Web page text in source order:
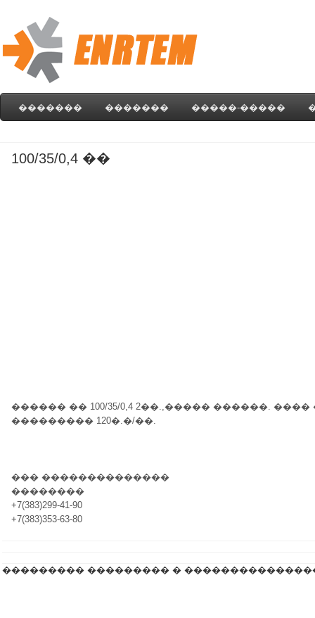
������� ������� �����-�����
100/35/0,4 ��
������ �� 100/35/0,4 2��.,����� ������.
��������� 120�.�/��.
��� ��������������
��������
+7(383)299-41-90
+7(383)353-63-80
��������� ��������� �